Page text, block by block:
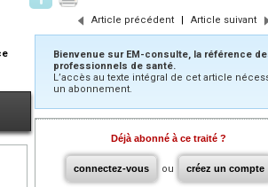
Article précédent | Article suivant
Bienvenue sur EM-consulte, la référence
professionnels de santé.
L’accès au texte intégral de cet article
un abonnement.
Déjà abonné à ce traité ?
connectez-vous ou créez un compte